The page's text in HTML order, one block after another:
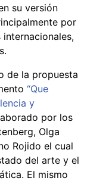
su versión
por
de la propuesta
“Que
y
por los
Olga
Rojido el cual
del arte y el
El mismo